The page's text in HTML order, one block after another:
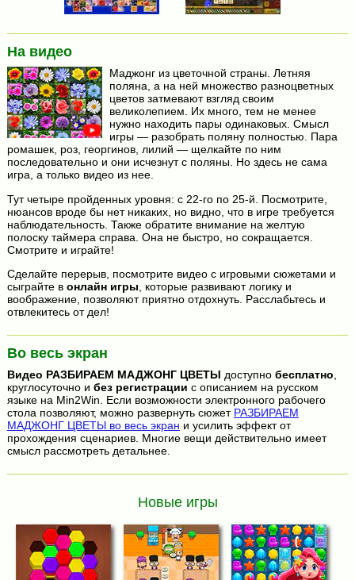
На видео
Маджонг из цветочной страны. Летняя
поляна, а на ней множество разноцветных
цветов затмевают взгляд своим
великолепием. Их много, тем не менее
нужно находить пары одинаковых. Смысл
игры — разобрать поляну полностью. Пара
ромашек, роз, георгинов, лилий — щелкайте по ним
последовательно и они исчезнут с поляны. Но здесь не сама
игра, а только видео из нее.
Тут четыре пройденных уровня: с 22-го по 25-й. Посмотрите,
нюансов вроде бы нет никаких, но видно, что в игре требуется
наблюдательность. Также обратите внимание на желтую
полоску таймера справа. Она не быстро, но сокращается.
Смотрите и играйте!
Сделайте перерыв, посмотрите видео с игровыми сюжетами и
сыграйте в онлайн игры , которые развивают логику и
воображение, позволяют приятно отдохнуть. Расслабьтесь и
отвлекитесь от дел!
Во весь экран
Видео РАЗБИРАЕМ МАДЖОНГ ЦВЕТЫ доступно бесплатно
круглосуточно и без регистрации с описанием на русском
языке на Min2Win. Если возможности электронного рабочего
стола позволяют, можно развернуть сюжет РАЗБИРАЕМ
МАДЖОНГ ЦВЕТЫ во весь экран и усилить эффект от
прохождения сценариев. Многие вещи действительно имеет
смысл рассмотреть детальнее.
Новые игры